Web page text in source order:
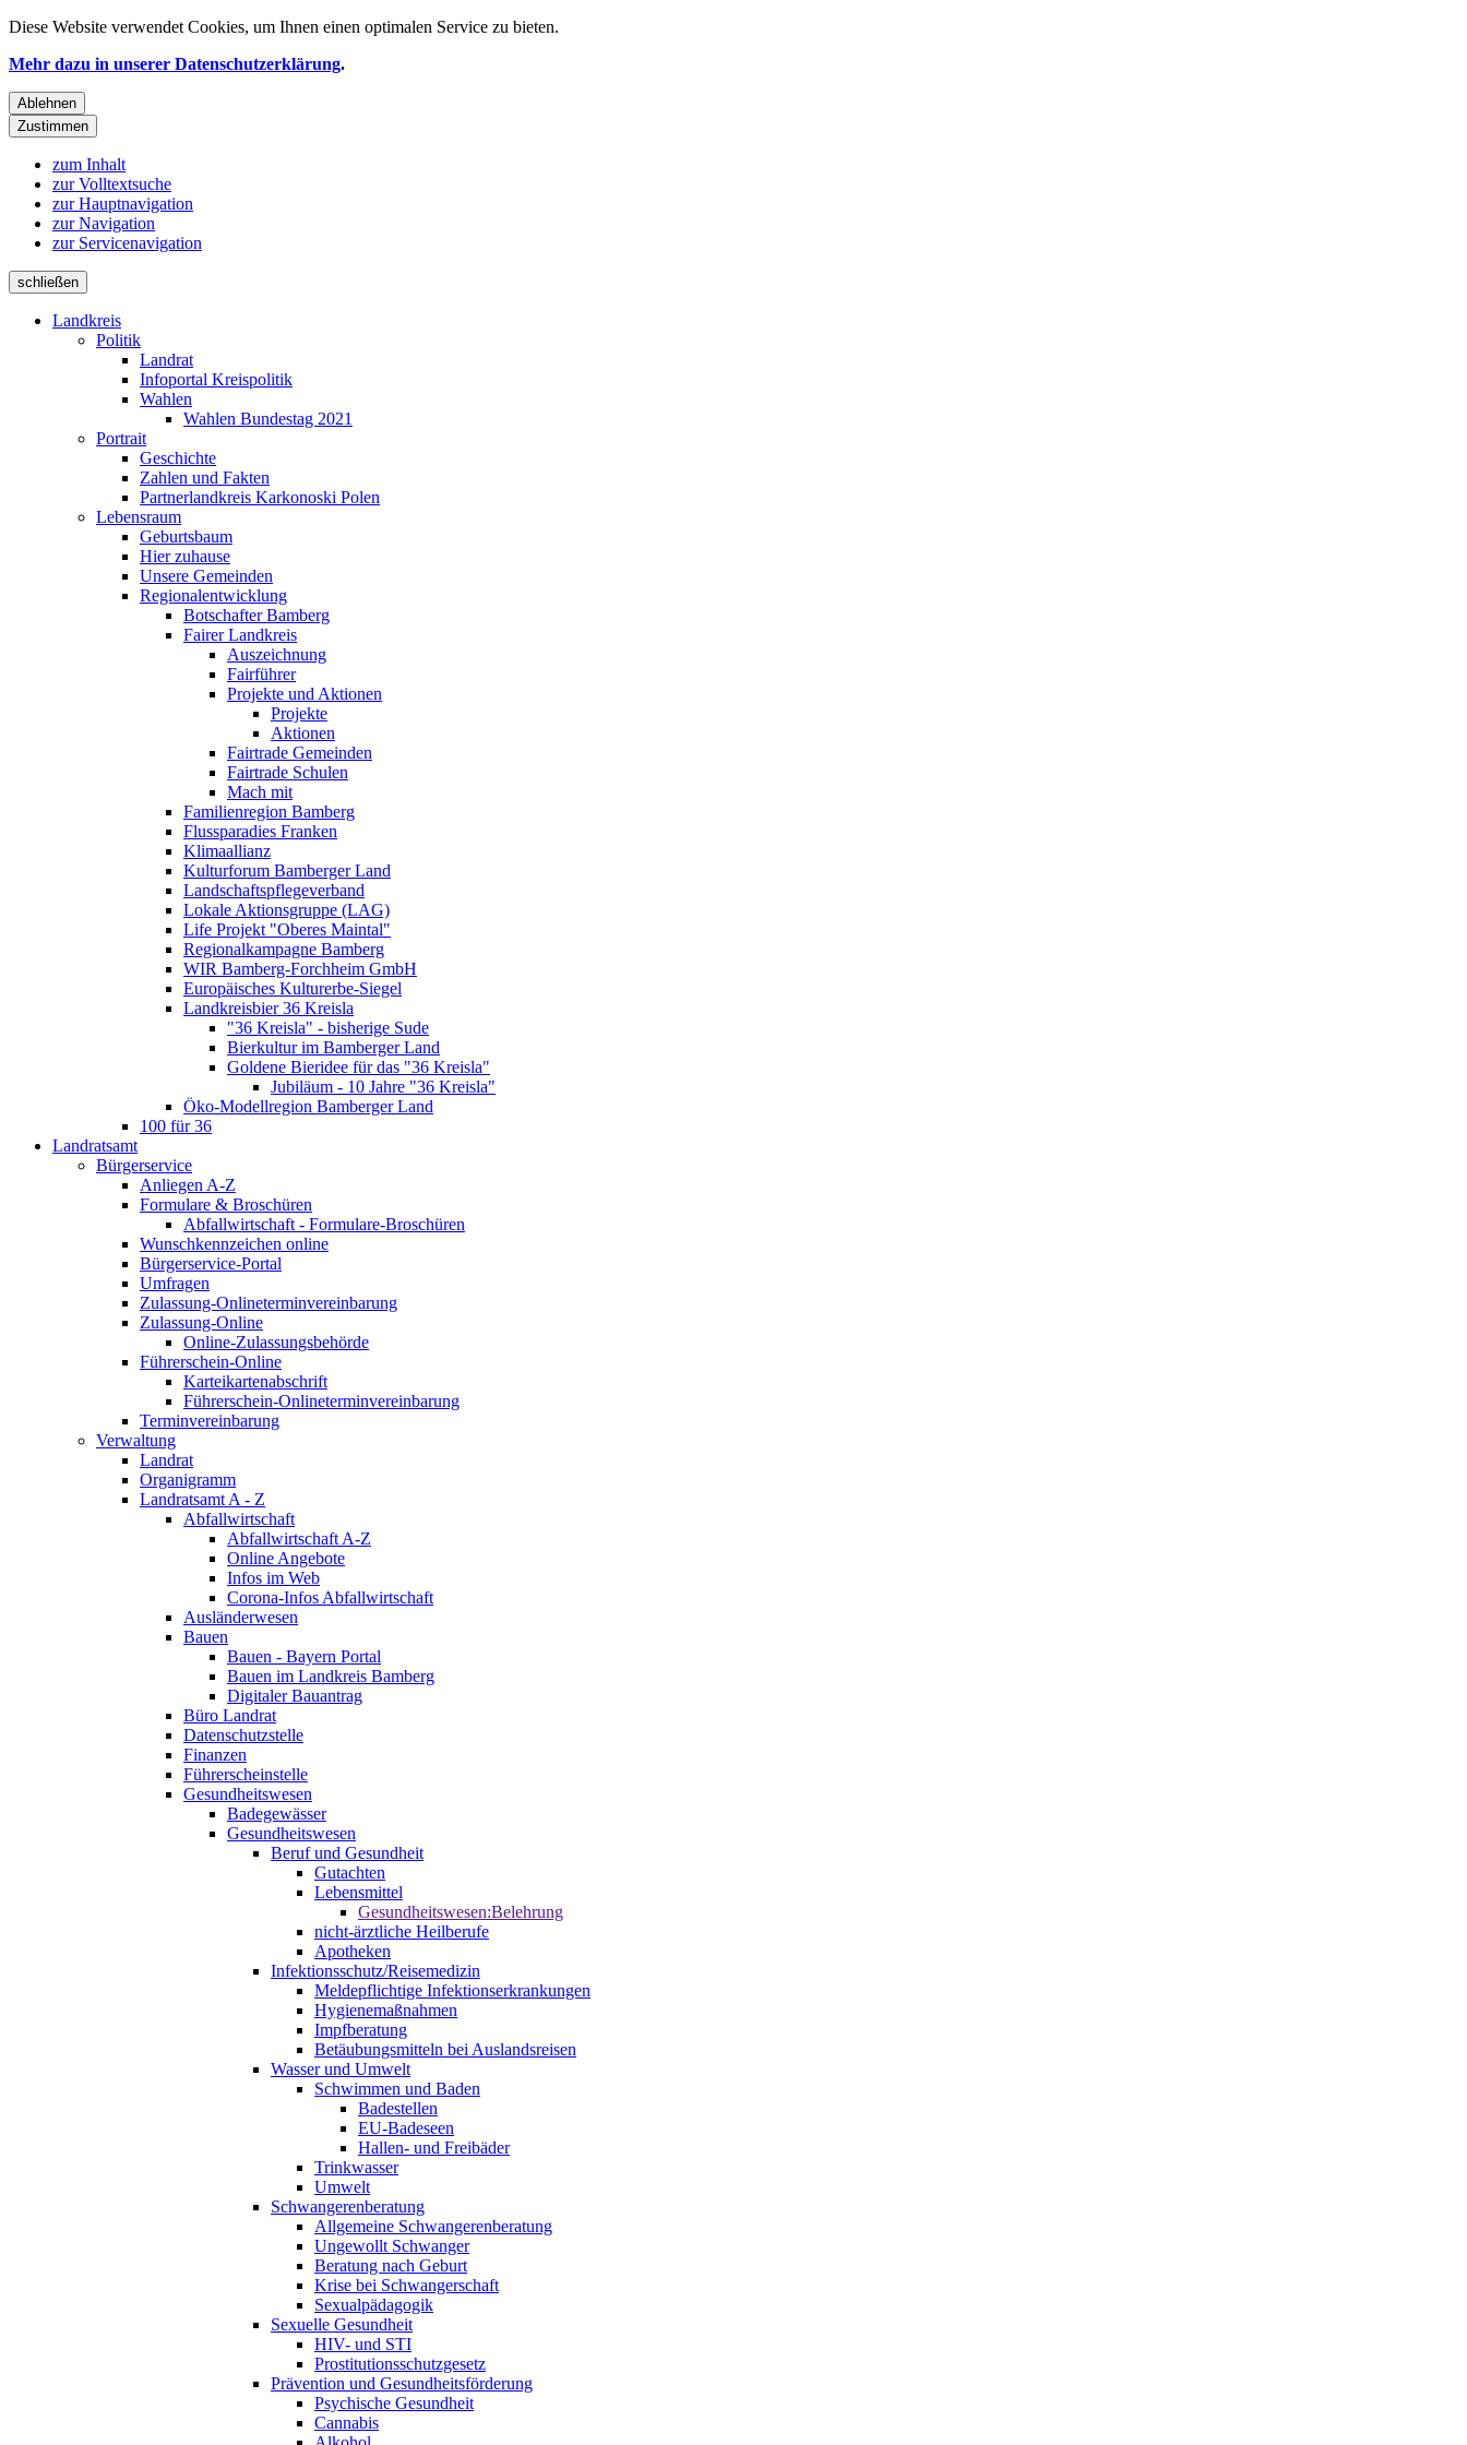
Diese Website verwendet Cookies, um Ihnen einen optimalen Service zu bieten.
Mehr dazu in unserer Datenschutzerklärung.
Ablehnen
Zustimmen
zum Inhalt
zur Volltextsuche
zur Hauptnavigation
zur Navigation
zur Servicenavigation
schließen
Landkreis
Politik
Landrat
Infoportal Kreispolitik
Wahlen
Wahlen Bundestag 2021
Portrait
Geschichte
Zahlen und Fakten
Partnerlandkreis Karkonoski Polen
Lebensraum
Geburtsbaum
Hier zuhause
Unsere Gemeinden
Regionalentwicklung
Botschafter Bamberg
Fairer Landkreis
Auszeichnung
Fairführer
Projekte und Aktionen
Projekte
Aktionen
Fairtrade Gemeinden
Fairtrade Schulen
Mach mit
Familienregion Bamberg
Flussparadies Franken
Klimaallianz
Kulturforum Bamberger Land
Landschaftspflegeverband
Lokale Aktionsgruppe (LAG)
Life Projekt "Oberes Maintal"
Regionalkampagne Bamberg
WIR Bamberg-Forchheim GmbH
Europäisches Kulturerbe-Siegel
Landkreisbier 36 Kreisla
"36 Kreisla" - bisherige Sude
Bierkultur im Bamberger Land
Goldene Bieridee für das "36 Kreisla"
Jubiläum - 10 Jahre "36 Kreisla"
Öko-Modellregion Bamberger Land
100 für 36
Landratsamt
Bürgerservice
Anliegen A-Z
Formulare & Broschüren
Abfallwirtschaft - Formulare-Broschüren
Wunschkennzeichen online
Bürgerservice-Portal
Umfragen
Zulassung-Onlineterminvereinbarung
Zulassung-Online
Online-Zulassungsbehörde
Führerschein-Online
Karteikartenabschrift
Führerschein-Onlineterminvereinbarung
Terminvereinbarung
Verwaltung
Landrat
Organigramm
Landratsamt A - Z
Abfallwirtschaft
Abfallwirtschaft A-Z
Online Angebote
Infos im Web
Corona-Infos Abfallwirtschaft
Ausländerwesen
Bauen
Bauen - Bayern Portal
Bauen im Landkreis Bamberg
Digitaler Bauantrag
Büro Landrat
Datenschutzstelle
Finanzen
Führerscheinstelle
Gesundheitswesen
Badegewässer
Gesundheitswesen
Beruf und Gesundheit
Gutachten
Lebensmittel
Gesundheitswesen:Belehrung
nicht-ärztliche Heilberufe
Apotheken
Infektionsschutz/Reisemedizin
Meldepflichtige Infektionserkrankungen
Hygienemaßnahmen
Impfberatung
Betäubungsmitteln bei Auslandsreisen
Wasser und Umwelt
Schwimmen und Baden
Badestellen
EU-Badeseen
Hallen- und Freibäder
Trinkwasser
Umwelt
Schwangerenberatung
Allgemeine Schwangerenberatung
Ungewollt Schwanger
Beratung nach Geburt
Krise bei Schwangerschaft
Sexualpädagogik
Sexuelle Gesundheit
HIV- und STI
Prostitutionsschutzgesetz
Prävention und Gesundheitsförderung
Psychische Gesundheit
Cannabis